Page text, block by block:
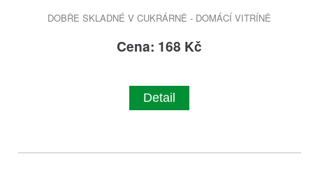
DOBŘE SKLADNÉ V CUKRÁRNĚ - DOMÁCÍ VITRÍNĚ
Cena: 168 Kč
Detail